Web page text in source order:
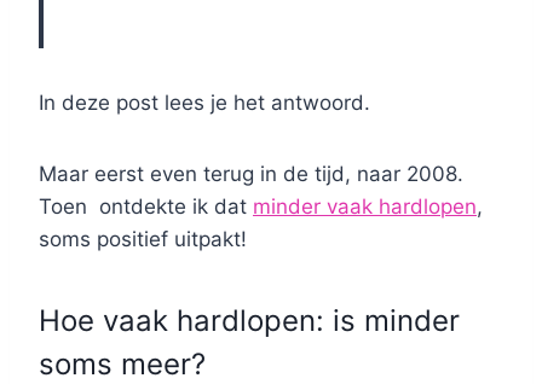
In deze post lees je het antwoord.
Maar eerst even terug in de tijd, naar 2008.
Toen ontdekte ik dat minder vaak hardlopen,
soms positief uitpakt!
Hoe vaak hardlopen: is minder
soms meer?